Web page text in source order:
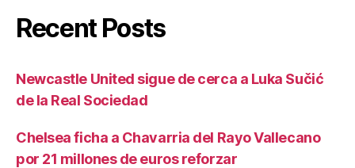
Recent Posts
Newcastle United sigue de cerca a Luka Sučić
de la Real Sociedad
Chelsea ficha a Chavarria del Rayo Vallecano
por 21 millones de euros reforzar